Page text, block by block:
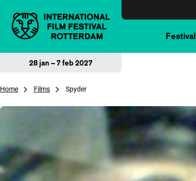
Festival
28 jan – 7 feb 2027
Home Films Spyder